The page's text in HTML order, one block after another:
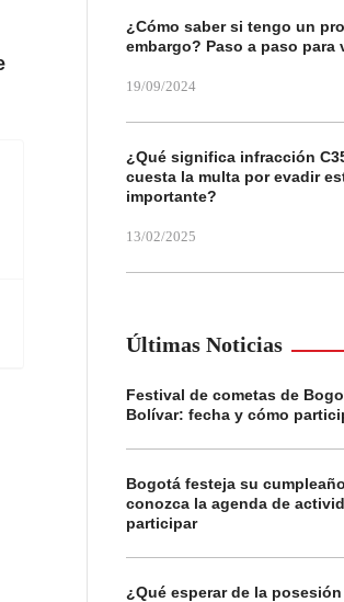
¿Cómo saber si tengo un
embargo? Paso a paso para
19/09/2024
¿Qué significa infracción
cuesta la multa por evadir
importante?
13/02/2025
Últimas Noticias
Festival de cometas de
Bolívar: fecha y cómo
Bogotá festeja su
conozca la agenda de
participar
¿Qué esperar de la